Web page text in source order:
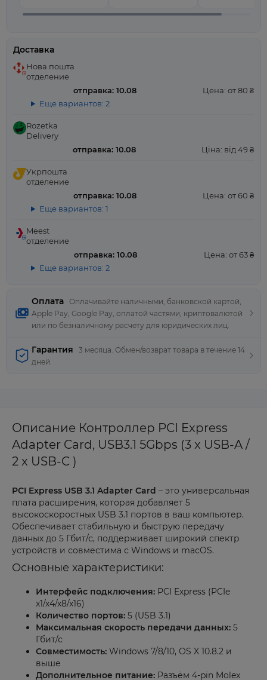
Оплата
Оплачивайте наличными, банковской картой,
Apple Pay, Google Pay, оплатой частями, криптовалютой
или по безналичному расчету для юридических лиц.
Доставка
Нова пошта
отделение
отправка: 10.08
Цена: от 80 ₴
Еще вариантов: 2
Rozetka
Delivery
отправка: 10.08
Ціна: від 49 ₴
Укрпошта
отделение
отправка: 10.08
Цена: от 60 ₴
Еще вариантов: 1
Meest
отделение
отправка: 10.08
Цена: от 63 ₴
Еще вариантов: 2
Гарантия
3 месяца. Обмен/возврат товара в течение 14
дней.
Описание Контроллер PCI Express
Adapter Card, USB3.1 5Gbps (3 x USB-A /
2 x USB-C )
PCI Express USB 3.1 Adapter Card – это универсальная
плата расширения, которая добавляет 5
высокоскоростных USB 3.1 портов в ваш компьютер.
Обеспечивает стабильную и быструю передачу
данных до 5 Гбит/с, поддерживает широкий спектр
устройств и совместима с Windows и macOS.
Основные характеристики:
Интерфейс подключения: PCI Express (PCIe
x1/x4/x8/x16)
Количество портов: 5 (USB 3.1)
Максимальная скорость передачи данных: 5
Гбит/с
Совместимость: Windows 7/8/10, OS X 10.8.2 и
выше
Дополнительное питание: Разъём 4-pin Molex